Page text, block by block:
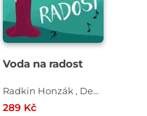
Voda na radost
Radkin Honzák , Denisa Vostrá
289 Kč